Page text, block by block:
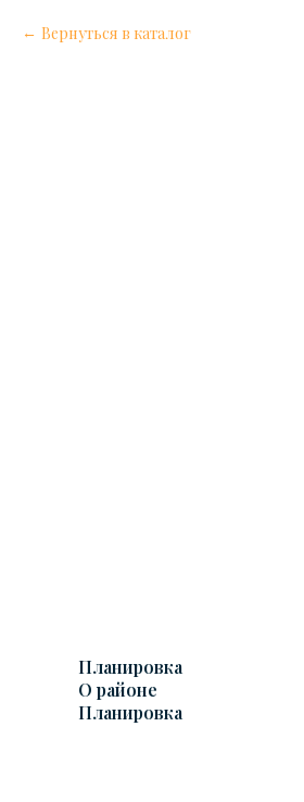
Вернуться в каталог
Планировка
О районе
Планировка